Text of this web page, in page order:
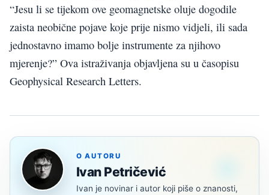
“Jesu li se tijekom ove geomagnetske oluje dogodile
zaista neobične pojave koje prije nismo vidjeli, ili sada
jednostavno imamo bolje instrumente za njihovo
mjerenje?” Ova istraživanja objavljena su u časopisu
Geophysical Research Letters.
O AUTORU
Ivan Petričević
Ivan je novinar i autor koji piše o znanosti,